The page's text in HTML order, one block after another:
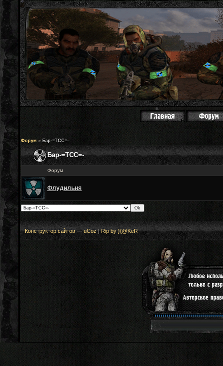
Форум » Бар-=ТСС=-
Бар-=ТСС=-
Форум
Флудильня
Конструктор сайтов—uCoz|Rip by }{@KeR